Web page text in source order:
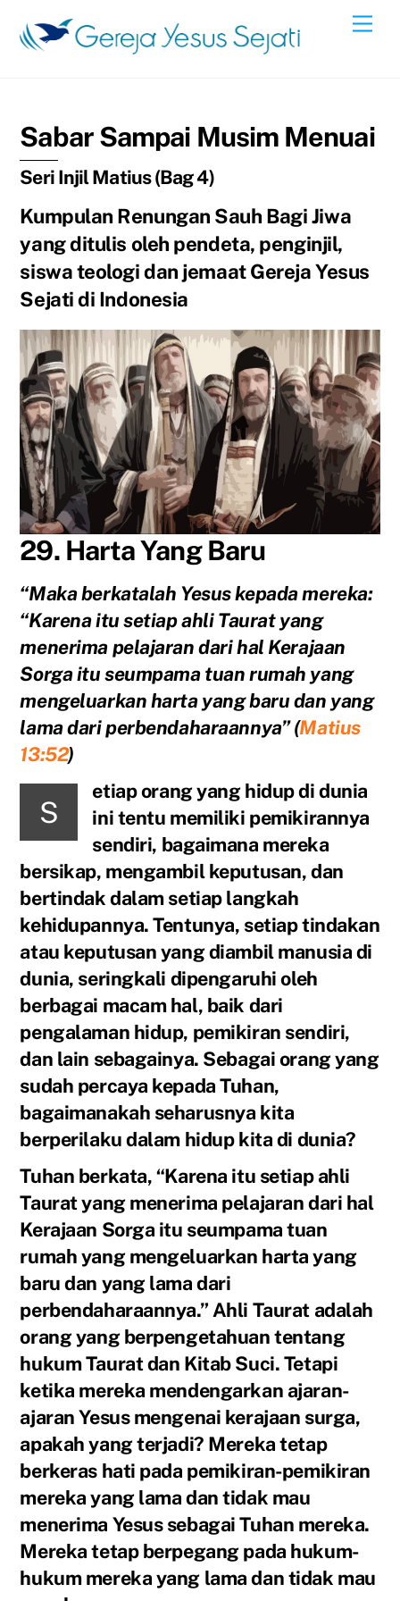
content
Sabar Sampai Musim Menuai
Seri Injil Matius (Bag 4)
Kumpulan Renungan Sauh Bagi Jiwa
yang ditulis oleh pendeta, penginjil,
siswa teologi dan jemaat Gereja Yesus
Sejati di Indonesia
29. Harta Yang Baru
“Maka berkatalah Yesus kepada mereka:
“Karena itu setiap ahli Taurat yang
menerima pelajaran dari hal Kerajaan
Sorga itu seumpama tuan rumah yang
mengeluarkan harta yang baru dan yang
lama dari perbendaharaannya” (Matius
13:52)
S
etiap orang yang hidup di dunia
ini tentu memiliki pemikirannya
sendiri, bagaimana mereka
bersikap, mengambil keputusan, dan
bertindak dalam setiap langkah
kehidupannya. Tentunya, setiap tindakan
atau keputusan yang diambil manusia di
dunia, seringkali dipengaruhi oleh
berbagai macam hal, baik dari
pengalaman hidup, pemikiran sendiri,
dan lain sebagainya. Sebagai orang yang
sudah percaya kepada Tuhan,
bagaimanakah seharusnya kita
berperilaku dalam hidup kita di dunia?
Tuhan berkata, “Karena itu setiap ahli
Taurat yang menerima pelajaran dari hal
Kerajaan Sorga itu seumpama tuan
rumah yang mengeluarkan harta yang
baru dan yang lama dari
perbendaharaannya.” Ahli Taurat adalah
orang yang berpengetahuan tentang
hukum Taurat dan Kitab Suci. Tetapi
ketika mereka mendengarkan ajaran-
ajaran Yesus mengenai kerajaan surga,
apakah yang terjadi? Mereka tetap
berkeras hati pada pemikiran-pemikiran
mereka yang lama dan tidak mau
menerima Yesus sebagai Tuhan mereka.
Mereka tetap berpegang pada hukum-
hukum mereka yang lama dan tidak mau